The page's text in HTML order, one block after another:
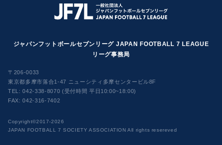
ジャパンフットボールセブンリーグ JAPAN FOOTBALL 7 LEAGUE
リーグ事務局
〒206-0033
東京都多摩市落合1-47 ニューシティ多摩センタービル8F
TEL:042-338-8070 (受付時間 平日10:00~18:00)
FAX: 042-316-7402
​Copyright©2017-2026
JAPAN FOOTBALL 7 SOCIETY ASSOCIATION All rights resereved